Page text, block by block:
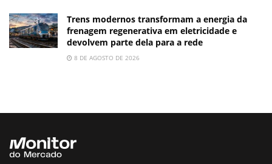
Trens modernos transformam a energia da
frenagem regenerativa em eletricidade e
devolvem parte dela para a rede
8 DE AGOSTO DE 2026